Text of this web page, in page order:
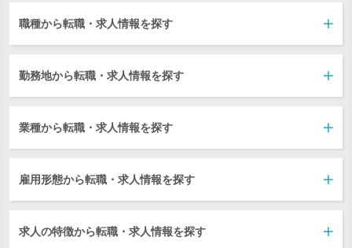
職種から転職・求人情報を探す
勤務地から転職・求人情報を探す
業種から転職・求人情報を探す
雇用形態から転職・求人情報を探す
求人の特徴から転職・求人情報を探す